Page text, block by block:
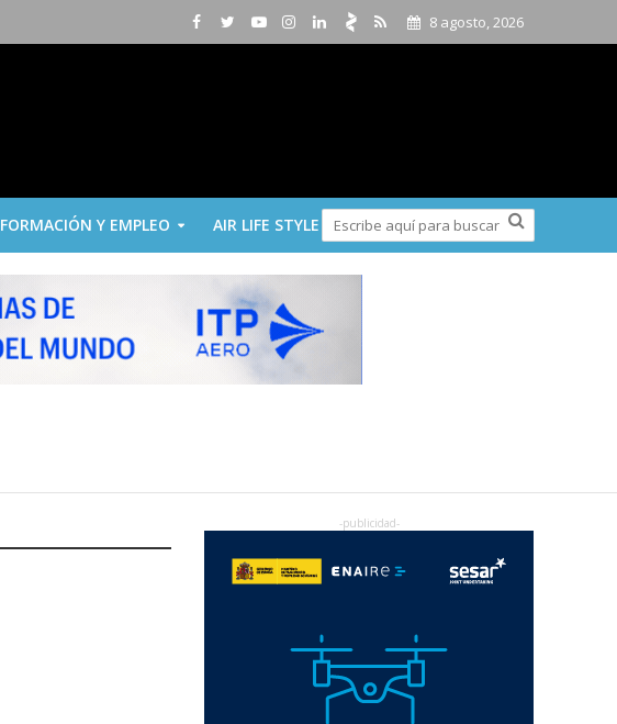
8 agosto, 2026
FORMACIÓN Y EMPLEO AIR LIFE STYLE